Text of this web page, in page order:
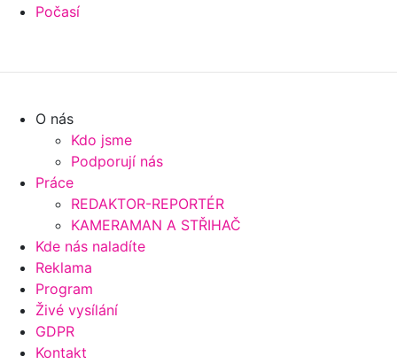
Počasí
O nás
Kdo jsme
Podporují nás
Práce
REDAKTOR-REPORTÉR
KAMERAMAN A STŘIHAČ
Kde nás naladíte
Reklama
Program
Živé vysílání
GDPR
Kontakt